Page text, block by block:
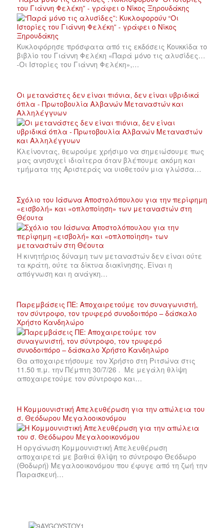
του Γιάννη Φελέκη” - γράφει ο Νίκος Ξηρουδάκης
Κυκλοφόρησε πρόσφατα από τις εκδόσεις Κουκκίδα το
βιβλίο του Γιάννη Φελέκη «Παρά μόνο τις αλυσίδες…
-Οι Ιστορίες του Γιάννη Φελέκη»,…
Οι μετανάστες δεν είναι πιόνια, δεν είναι υβριδικά
όπλα - Πρωτοβουλία Αλβανών Μεταναστών και
Αλληλέγγυων
Κλείνοντας, θεωρούμε χρήσιμο να σημειώσουμε πως
μας ανησυχεί ιδιαίτερα όταν βλέπουμε ακόμη και
τμήματα της Αριστεράς να υιοθετούν μια γλώσσα…
Σχόλιο του Ιάσωνα Αποστολόπουλου για την περίφημη
«εισβολή» και «οπλοποίηση» των μεταναστών στη
Θέουτα
Η κινητήριος δύναμη των μεταναστών δεν είναι ούτε
τα κράτη, ούτε τα δίκτυα διακίνησης. Είναι η
απόγνωση και η ανάγκη…
Παρεμβάσεις ΠΕ: Αποχαιρετούμε τον συναγωνιστή,
τον σύντροφο, τον τρυφερό συνοδοιπόρο – δάσκαλο
Χρήστο Κανδηλώρο
Θα αποχαιρετήσουμε τον Χρήστο στη Ριτσώνα στις
11.50 π.μ. την Πέμπτη 30/7/26 . Με μεγάλη θλίψη
αποχαιρετούμε τον σύντροφο και…
Η Κομμουνιστική Απελευθέρωση για την απώλεια του
σ. Θεόδωρου Μεγαλοοικονόμου
Η οργάνωση Κομμουνιστική Απελευθέρωση
αποχαιρετά με βαθιά θλίψη το σύντροφο Θεόδωρο
(Θοδωρή) Μεγαλοοικονόμου που έφυγε από τη ζωή την
Παρασκευή…